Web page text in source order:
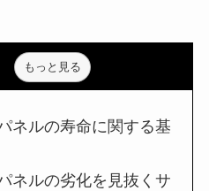
もっと見る
ネルの寿命に関する基
ネルの劣化を見抜くサ